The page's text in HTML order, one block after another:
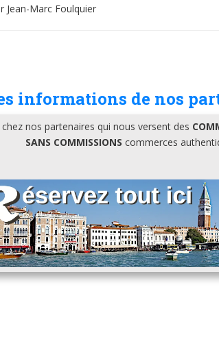
Jean-Marc Foulquier
informations de nos
nos partenaires qui nous versent des
SANS COMMISSIONS commerces